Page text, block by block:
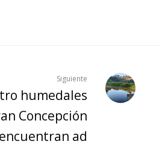
Siguiente
humedales
Concepción
ad